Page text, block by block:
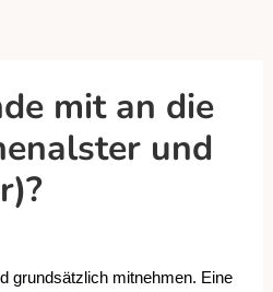
mit an die
und
grundsätzlich mitnehmen. Eine